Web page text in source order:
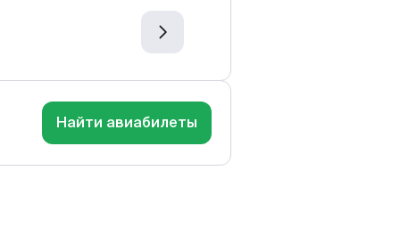
Найти авиабилеты